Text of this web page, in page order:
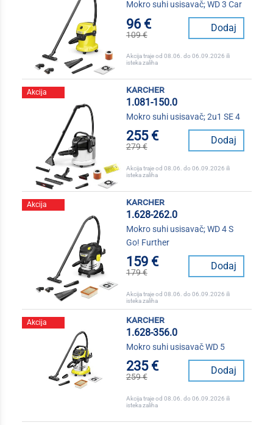
Mokro suhi usisavač; WD 3 Car
96 €
109 €
Dodaj
Akcija traje od 08.06. do 06.09.2026 ili
isteka zaliha
Akcija
karcher
1.081-150.0
Mokro suhi usisavač; 2u1 SE 4
255 €
279 €
Dodaj
Akcija traje od 08.06. do 06.09.2026 ili
isteka zaliha
Akcija
karcher
1.628-262.0
Mokro suhi usisavač; WD 4 S
Go! Further
159 €
179 €
Dodaj
Akcija traje od 08.06. do 06.09.2026 ili
isteka zaliha
Akcija
karcher
1.628-356.0
Mokro suhi usisavač WD 5
235 €
259 €
Dodaj
Akcija traje od 08.06. do 06.09.2026 ili
isteka zaliha